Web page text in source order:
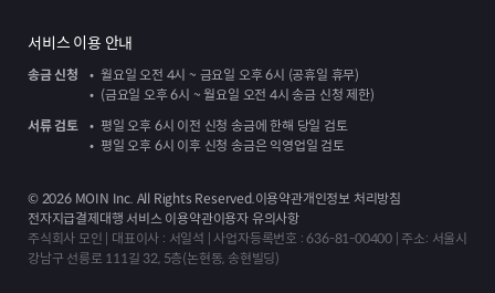
서비스 이용 안내
송금 신청
월요일 오전 4시 ~ 금요일 오후 6시 (공휴일 휴무)
(금요일 오후 6시 ~ 월요일 오전 4시 송금 신청 제한)
서류 검토
평일 오후 6시 이전 신청 송금에 한해 당일 검토
평일 오후 6시 이후 신청 송금은 익영업일 검토
© 2026MOIN Inc. All Rights Reserved.이용약관개인정보 처리방침
전자지급결제대행 서비스 이용약관이용자 유의사항
주식회사 모인 | 대표이사 : 서일석 | 사업자등록번호 : 636-81-00400 | 주소: 서울시
강남구 선릉로 111길 32, 5층(논현동, 송현빌딩)